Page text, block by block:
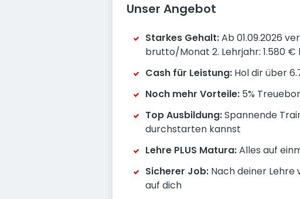
Unser Angebot
Starkes Gehalt:Ab 01.09.2026
brutto/Monat 2. Lehrjahr: 1.580
Cash für Leistung: Hol dir über
Noch mehr Vorteile: 5%
Top Ausbildung:Spannende
durchstarten kannst
Lehre PLUS Matura:Alles auf
Sicherer Job: Nach deiner
auf dich